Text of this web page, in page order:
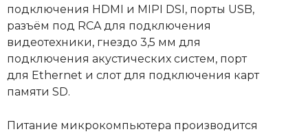
подключения HDMI и MIPI DSI, порты USB,
разъём под RCA для подключения
видеотехники, гнездо 3,5 мм для
подключения акустических систем, порт
для Ethernet и слот для подключения карт
памяти SD.
Питание микрокомпьютера производится